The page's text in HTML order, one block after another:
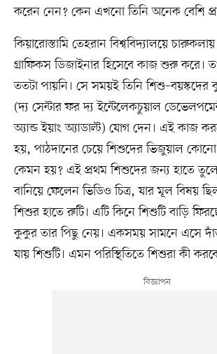
করেন নেন? কেন এখনো তিনি অনেক বেশি
কিয়ারোস্তামি তেহরান বিশ্ববিদ্যালয়ে
গ্রাফিকস ডিজাইনার হিসেবে কাজ শুরু করে।
ততটা পায়নি। সে সময়ই তিনি শিশু–বয়স্কদের
(দ্য সেন্টার ফর দ্য ইন্টেলেকচুয়াল
অ্যান্ড ইয়াং অ্যাডাল্ট) যোগ দেন। এই কাজ
হয়, পাঠদানের চেয়ে শিশুদের ভিজুয়াল কোনো
কেমন হয়? এই প্রথম শিশুদের জন্য হাতে তুলে
বানিয়ে ফেলেন ভিডিও চিত্র, যার মূল বিষয়
শিশুর হাতে রুটি। এটি কিনে শিশুটি বাড়ি
কুকুর তার পিছু নেয়। একসময় সামনে এসে
যায় শিশুটি। এমন পরিস্থিতিতে শিশুরা কী